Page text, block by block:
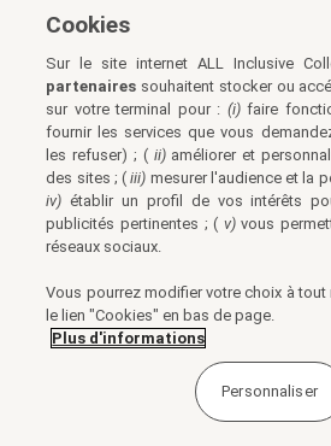
Cookies
Sur le site internet ALL Inclusive
partenaires souhaitent stocker ou
sur votre terminal pour : (i)faire
fournir les services que vous
les refuser) ; ( ii)améliorer et
des sites ; (iii) mesurer l'audience et la
iv) établir un profil de vos intérêts
publicités pertinentes ; ( v)vous
réseaux sociaux.
Vous pourrez modifier votre choix à
le lien "Cookies" en bas de page.
Plus d'informations
Personnaliser